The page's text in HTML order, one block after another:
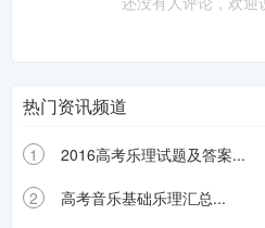
热门资讯频道
1
2016高考乐理试题及答案...
2
高考音乐基础乐理汇总...